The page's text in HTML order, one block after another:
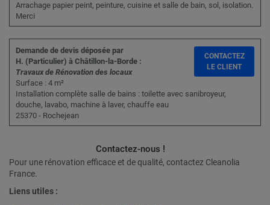
Arrachage papier peint, peinture, cuisine et salle de bain, sol, isolation.
Merci
Demande de devis déposée par
H. (Particulier) à Châtillon-la-Borde :
Travaux de Rénovation des locaux
Surface : 4 m²
Installation complète salle de bains : toilette avec sanibroyeur,
douche, lavabo, machine à laver, chauffe eau
25370 - Rochejean
CONTACTEZ
LE CLIENT
Contactez-nous !
Pour une rénovation efficace et de qualité, contactez Cleanolia
France.
Liens utiles :